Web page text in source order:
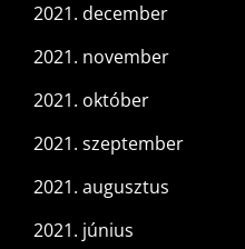
2021. december
2021. november
2021. október
2021. szeptember
2021. augusztus
2021. június